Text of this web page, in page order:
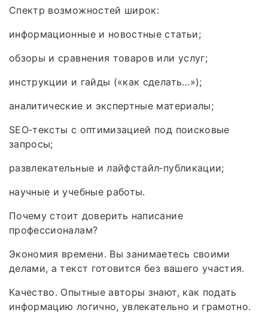
Спектр возможностей широк:
информационные и новостные статьи;
обзоры и сравнения товаров или услуг;
инструкции и гайды («как сделать…»);
аналитические и экспертные материалы;
SEO‑тексты с оптимизацией под поисковые
запросы;
развлекательные и лайфстайл‑публикации;
научные и учебные работы.
Почему стоит доверить написание
профессионалам?
Экономия времени. Вы занимаетесь своими
делами, а текст готовится без вашего участия.
Качество. Опытные авторы знают, как подать
информацию логично, увлекательно и грамотно.